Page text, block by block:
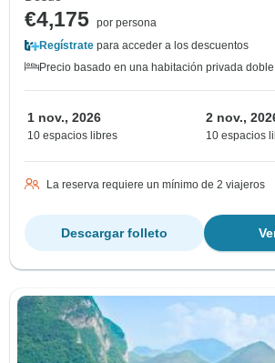
€4,175 por persona
Regístrate para acceder a los descuentos
Precio basado en una habitación privada doble
1 nov., 2026
10 espacios libres
2 nov.,
10 espacios
La reserva requiere un mínimo de 2 viajeros
Descargar folleto